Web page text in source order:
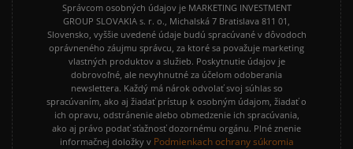
Správcom osobných údajov je MARKETING INVESTMENT
GROUP SLOVAKIA s. r. o., Michalská 7 Bratislava 811 01,
Slovensko, vyššie uvedené údaje budú spracúvané v dôvodoch
oprávneného záujmu správcu, za ktoré sa považuje marketing
vlastných produktov a služieb. Poskytnutie údajov je
dobrovoľné, ale nevyhnutné za účelom odoberania
newslettera. Každý má nárok odvolať svoj súhlas so
spracúvaním, ako aj žiadať prístup k osobným údajom, žiadať o
ich opravu, odstránenie alebo obmedzenie ich spracúvania,
ako aj právo podať sťažnosť dozornému orgánu. Plné znenie
informačnej doložky v Podmienkach ochrany súkromia